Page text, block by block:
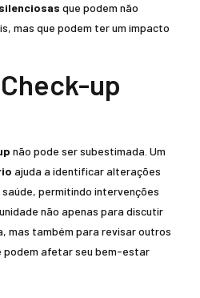
que podem não
mas que podem ter um impacto
up
não pode ser subestimada. Um
ajuda a identificar alterações
permitindo intervenções
não apenas para discutir
mas também para revisar outros
podem afetar seu bem-estar